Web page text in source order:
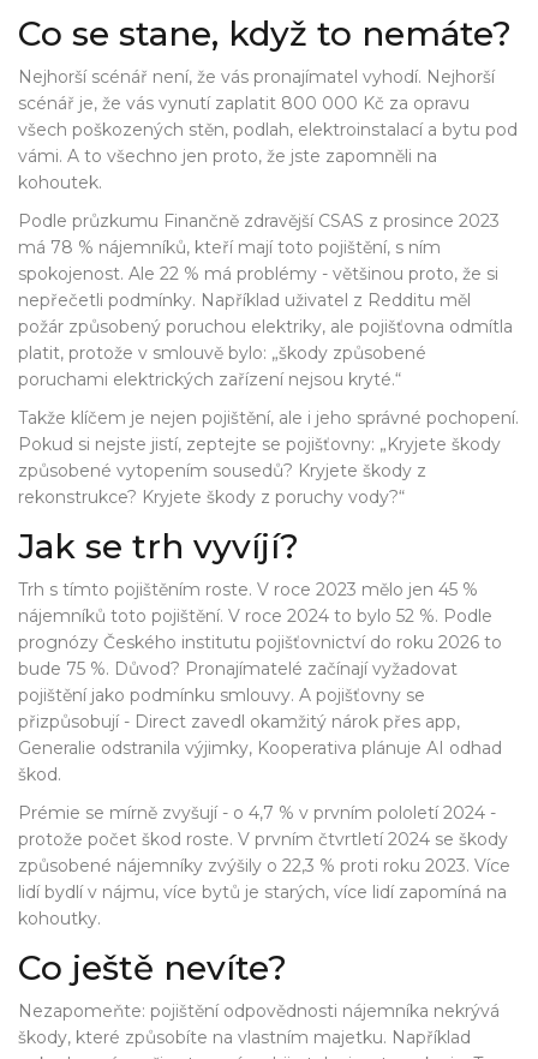
Co se stane, když to nemáte?
Nejhorší scénář není, že vás pronajímatel vyhodí. Nejhorší
scénář je, že vás vynutí zaplatit 800 000 Kč za opravu
všech poškozených stěn, podlah, elektroinstalací a bytu pod
vámi. A to všechno jen proto, že jste zapomněli na
kohoutek.
Podle průzkumu Finančně zdravější CSAS z prosince 2023
má 78 % nájemníků, kteří mají toto pojištění, s ním
spokojenost. Ale 22 % má problémy - většinou proto, že si
nepřečetli podmínky. Například uživatel z Redditu měl
požár způsobený poruchou elektriky, ale pojišťovna odmítla
platit, protože v smlouvě bylo: „škody způsobené
poruchami elektrických zařízení nejsou kryté.“
Takže klíčem je nejen pojištění, ale i jeho správné pochopení.
Pokud si nejste jistí, zeptejte se pojišťovny: „Kryjete škody
způsobené vytopením sousedů? Kryjete škody z
rekonstrukce? Kryjete škody z poruchy vody?“
Jak se trh vyvíjí?
Trh s tímto pojištěním roste. V roce 2023 mělo jen 45 %
nájemníků toto pojištění. V roce 2024 to bylo 52 %. Podle
prognózy Českého institutu pojišťovnictví do roku 2026 to
bude 75 %. Důvod? Pronajímatelé začínají vyžadovat
pojištění jako podmínku smlouvy. A pojišťovny se
přizpůsobují - Direct zavedl okamžitý nárok přes app,
Generalie odstranila výjimky, Kooperativa plánuje AI odhad
škod.
Prémie se mírně zvyšují - o 4,7 % v prvním pololetí 2024 -
protože počet škod roste. V prvním čtvrtletí 2024 se škody
způsobené nájemníky zvýšily o 22,3 % proti roku 2023. Více
lidí bydlí v nájmu, více bytů je starých, více lidí zapomíná na
kohoutky.
Co ještě nevíte?
Nezapomeňte: pojištění odpovědnosti nájemníka nekrývá
škody, které způsobíte na vlastním majetku. Například